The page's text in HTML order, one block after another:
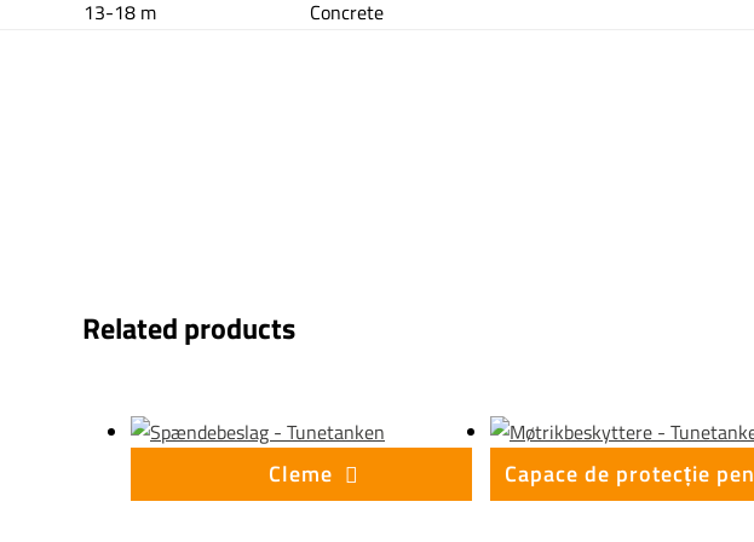
13-18 m Concrete
Related products
Cleme